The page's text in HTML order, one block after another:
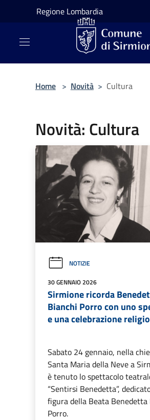
Salta al contenuto principale
Regione Lombardia
Home > Novità > Cultura
Novità: Cultura
NOTIZIE
30 GENNAIO 2026
Sirmione ricorda
Bianchi Porro con uno
e una celebrazione
Sabato 24 gennaio, nella
Santa Maria della Neve a
è tenuto lo spettacolo
“Sentirsi Benedetta”,
figura della Beata Benedetta
Porro.